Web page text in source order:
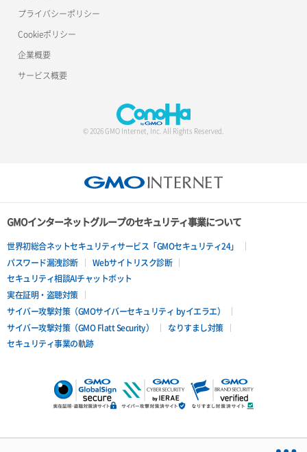
ポート詳細取得
ロードバランサー更新
ロードバランサー詳細取得
ロードバランサー追加
プライバシーポリシー
Cookieポリシー
企業概要
サービス概要
© 2026 GMO Internet, Inc. All Rights Reserved.
GMOインターネットグループのセキュリティ事業について
世界初総合ネットセキュリティサービス「GMOセキュリティ24」
パスワード漏洩診断
Webサイトリスク診断
セキュリティ相談AIチャットボット
実在証明・盗聴対策
サイバー攻撃対策（GMOサイバーセキュリティ byイエラエ）
サイバー攻撃対策（GMO Flatt Security）
なりすまし対策
セキュリティ事業の軌跡